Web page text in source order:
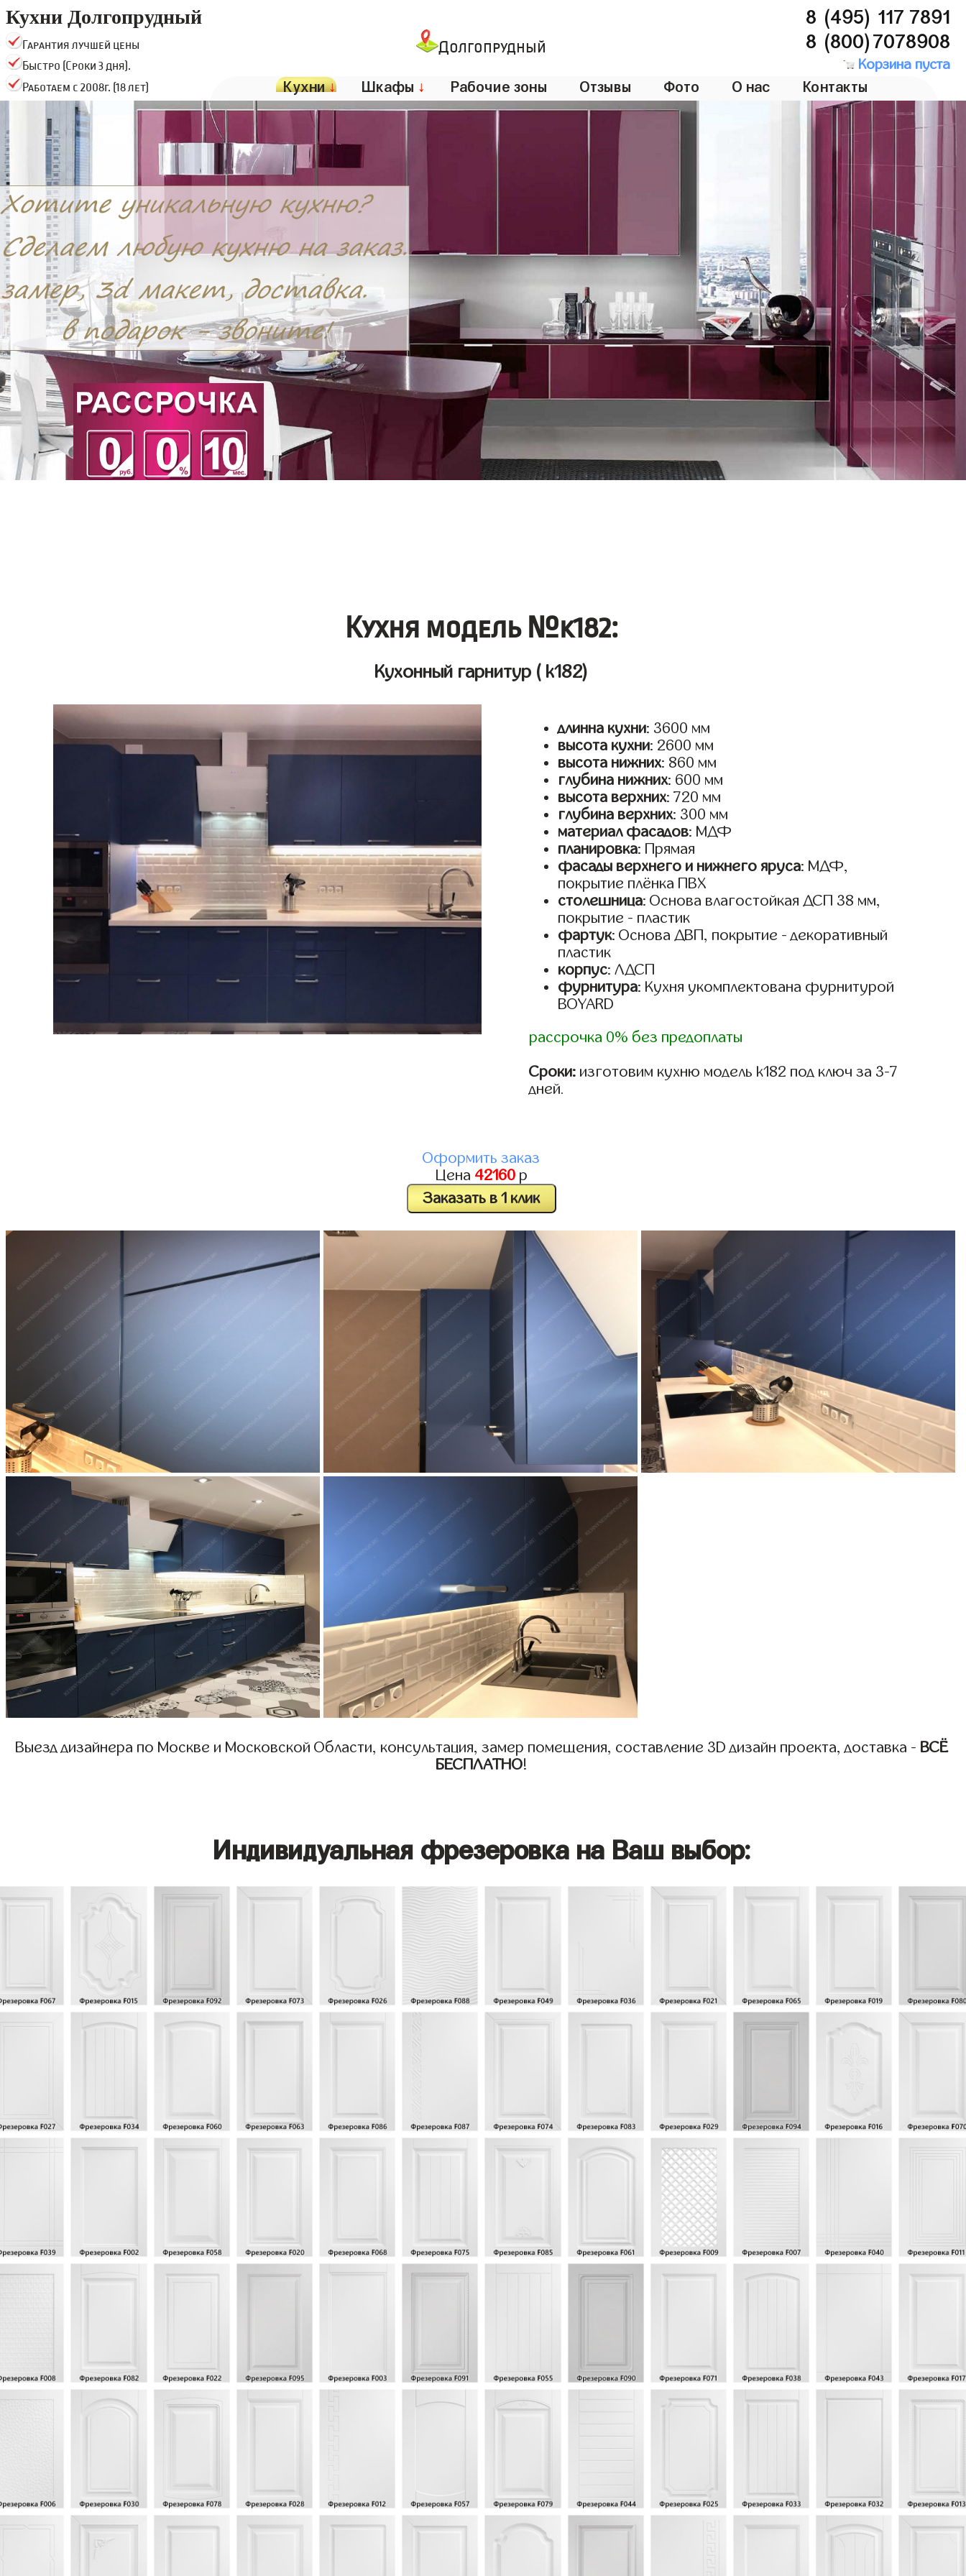
Кухни Долгопрудный
Гарантия лучшей цены
Быстро (Сроки 3 дня).
Работаем с 2008г. (18 лет)
Долгопрудный
8 (495) 117 7891
8 (800)7078908
Корзина пуста
Кухни↓ Шкафы ↓ Рабочие зоны Отзывы Фото О нас Контакты
Кухня модель №k182:
Кухонный гарнитур ( k182)
длинна кухни: 3600 мм
высота кухни: 2600 мм
высота нижних: 860 мм
глубина нижних: 600 мм
высота верхних: 720 мм
глубина верхних: 300 мм
материал фасадов: МДФ
планировка: Прямая
фасады верхнего и нижнего яруса: МДФ,
покрытие плёнка ПВХ
столешница: Основа влагостойкая ДСП 38 мм,
покрытие - пластик
фартук: Основа ДВП, покрытие - декоративный
пластик
корпус: ЛДСП
фурнитура: Кухня укомплектована фурнитурой
BOYARD
рассрочка 0% без предоплаты
Сроки: изготовим кухню модель k182 под ключ за 3-7
дней.
Оформить заказ
Цена 42160р
Заказать в 1 клик
Выезд дизайнера по Москве и Московской Области, консультация, замер помещения, составление 3D дизайн проекта, доставка - ВСЁ
БЕСПЛАТНО!
Индивидуальная фрезеровка на Ваш выбор: